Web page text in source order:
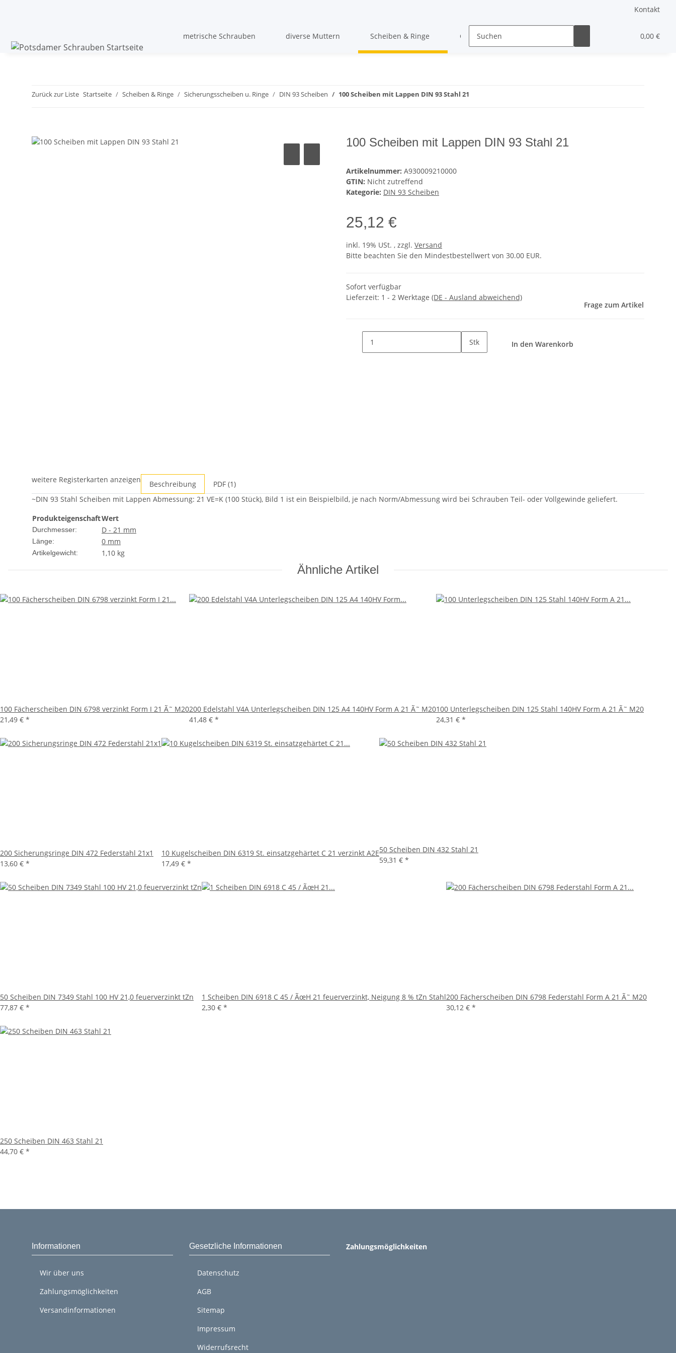
Kontakt
0,00 €
metrische Schrauben diverse Muttern Scheiben & Ringe Gewindestifte & Stifte
Zurück zur Liste Startseite Scheiben & Ringe Sicherungsscheiben u. Ringe DIN 93 Scheiben 100 Scheiben mit Lappen DIN 93 Stahl 21
100 Scheiben mit Lappen DIN 93 Stahl 21
Artikelnummer: A930009210000
GTIN: Nicht zutreffend
Kategorie: DIN 93 Scheiben
25,12 €
inkl. 19% USt. , zzgl. Versand
Bitte beachten Sie den Mindestbestellwert von 30.00 EUR.
Sofort verfügbar
Lieferzeit: 1 - 2 Werktage (DE - Ausland abweichend)
Frage zum Artikel
Stk In den Warenkorb
weitere Registerkarten anzeigen Beschreibung
PDF (1)
~DIN 93 Stahl Scheiben mit Lappen Abmessung: 21 VE=K (100 Stück), Bild 1 ist ein Beispielbild, je nach Norm/Abmessung wird bei Schrauben Teil- oder Vollgewinde geliefert.
ProdukteigenschaftWert
Durchmesser: D - 21 mm
Länge: 0 mm
Artikelgewicht: 1,10 kg
Ähnliche Artikel
100 Fächerscheiben DIN 6798 verzinkt Form I 21 Ã˜ M20
21,49 € *
200 Edelstahl V4A Unterlegscheiben DIN 125 A4 140HV Form A 21 Ã˜ M20
41,48 € *
100 Unterlegscheiben DIN 125 Stahl 140HV Form A 21 Ã˜ M20
24,31 € *
200 Sicherungsringe DIN 472 Federstahl 21x1
13,60 € *
10 Kugelscheiben DIN 6319 St. einsatzgehärtet C 21 verzinkt A2E
17,49 € *
50 Scheiben DIN 432 Stahl 21
59,31 € *
50 Scheiben DIN 7349 Stahl 100 HV 21,0 feuerverzinkt tZn
77,87 € *
1 Scheiben DIN 6918 C 45 / ÃœH 21 feuerverzinkt, Neigung 8 % tZn Stahl
2,30 € *
200 Fächerscheiben DIN 6798 Federstahl Form A 21 Ã˜ M20
30,12 € *
250 Scheiben DIN 463 Stahl 21
44,70 € *
Informationen
Wir über uns
Zahlungsmöglichkeiten
Versandinformationen
Gesetzliche Informationen
Datenschutz
AGB
Sitemap
Impressum
Widerrufsrecht
Zahlungsmöglichkeiten